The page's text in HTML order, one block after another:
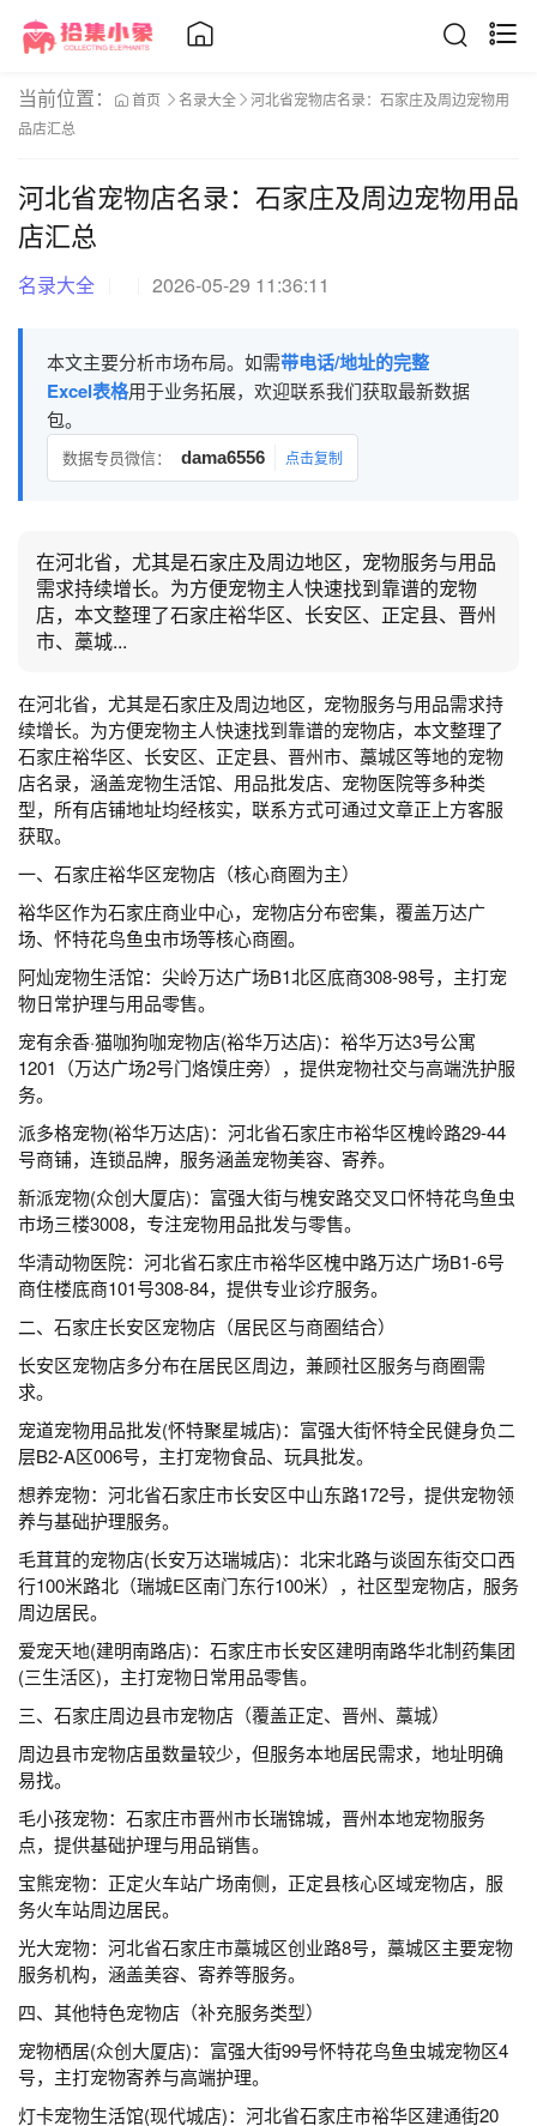
当前位置： 首页 名录大全
河北省宠物店名录：石家庄及周边宠物用
品店汇总
河北省宠物店名录：石家庄及周边宠物用品
店汇总
名录大全 2026-05-29 11:36:11
本文主要分析市场布局。如需带电话/地址的完整
Excel表格用于业务拓展，欢迎联系我们获取最新数据
包。
数据专员微信： dama6556 点击复制
在河北省，尤其是石家庄及周边地区，宠物服务与用品
需求持续增长。为方便宠物主人快速找到靠谱的宠物
店，本文整理了石家庄裕华区、长安区、正定县、晋州
市、藁城...
在河北省，尤其是石家庄及周边地区，宠物服务与用品需求持
续增长。为方便宠物主人快速找到靠谱的宠物店，本文整理了
石家庄裕华区、长安区、正定县、晋州市、藁城区等地的宠物
店名录，涵盖宠物生活馆、用品批发店、宠物医院等多种类
型，所有店铺地址均经核实，联系方式可通过文章正上方客服
获取。
一、石家庄裕华区宠物店（核心商圈为主）
裕华区作为石家庄商业中心，宠物店分布密集，覆盖万达广
场、怀特花鸟鱼虫市场等核心商圈。
阿灿宠物生活馆：尖岭万达广场B1北区底商308-98号，主打宠
物日常护理与用品零售。
宠有余香·猫咖狗咖宠物店(裕华万达店)：裕华万达3号公寓
1201（万达广场2号门烙馍庄旁），提供宠物社交与高端洗护服
务。
派多格宠物(裕华万达店)：河北省石家庄市裕华区槐岭路29-44
号商铺，连锁品牌，服务涵盖宠物美容、寄养。
新派宠物(众创大厦店)：富强大街与槐安路交叉口怀特花鸟鱼虫
市场三楼3008，专注宠物用品批发与零售。
华清动物医院：河北省石家庄市裕华区槐中路万达广场B1-6号
商住楼底商101号308-84，提供专业诊疗服务。
二、石家庄长安区宠物店（居民区与商圈结合）
长安区宠物店多分布在居民区周边，兼顾社区服务与商圈需
求。
宠道宠物用品批发(怀特聚星城店)：富强大街怀特全民健身负二
层B2-A区006号，主打宠物食品、玩具批发。
想养宠物：河北省石家庄市长安区中山东路172号，提供宠物领
养与基础护理服务。
毛茸茸的宠物店(长安万达瑞城店)：北宋北路与谈固东街交口西
行100米路北（瑞城E区南门东行100米），社区型宠物店，服务
周边居民。
爱宠天地(建明南路店)：石家庄市长安区建明南路华北制药集团
(三生活区)，主打宠物日常用品零售。
三、石家庄周边县市宠物店（覆盖正定、晋州、藁城）
周边县市宠物店虽数量较少，但服务本地居民需求，地址明确
易找。
毛小孩宠物：石家庄市晋州市长瑞锦城，晋州本地宠物服务
点，提供基础护理与用品销售。
宝熊宠物：正定火车站广场南侧，正定县核心区域宠物店，服
务火车站周边居民。
光大宠物：河北省石家庄市藁城区创业路8号，藁城区主要宠物
服务机构，涵盖美容、寄养等服务。
四、其他特色宠物店（补充服务类型）
宠物栖居(众创大厦店)：富强大街99号怀特花鸟鱼虫城宠物区4
号，主打宠物寄养与高端护理。
灯卡宠物生活馆(现代城店)：河北省石家庄市裕华区建通街20